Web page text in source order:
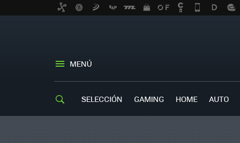
MENÚ
SELECCIÓN GAMING HOME AUTO